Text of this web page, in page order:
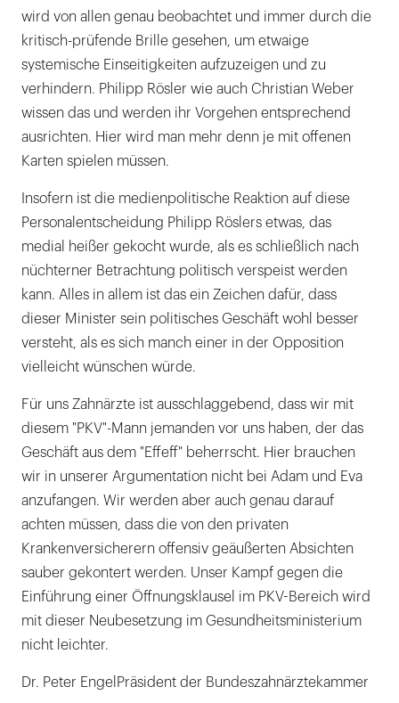
wird von allen genau beobachtet und immer durch die
kritisch-prüfende Brille gesehen, um etwaige
systemische Einseitigkeiten aufzuzeigen und zu
verhindern. Philipp Rösler wie auch Christian Weber
wissen das und werden ihr Vorgehen entsprechend
ausrichten. Hier wird man mehr denn je mit offenen
Karten spielen müssen.
Insofern ist die medienpolitische Reaktion auf diese
Personalentscheidung Philipp Röslers etwas, das
medial heißer gekocht wurde, als es schließlich nach
nüchterner Betrachtung politisch verspeist werden
kann. Alles in allem ist das ein Zeichen dafür, dass
dieser Minister sein politisches Geschäft wohl besser
versteht, als es sich manch einer in der Opposition
vielleicht wünschen würde.
Für uns Zahnärzte ist ausschlaggebend, dass wir mit
diesem "PKV"-Mann jemanden vor uns haben, der das
Geschäft aus dem "Effeff" beherrscht. Hier brauchen
wir in unserer Argumentation nicht bei Adam und Eva
anzufangen. Wir werden aber auch genau darauf
achten müssen, dass die von den privaten
Krankenversicherern offensiv geäußerten Absichten
sauber gekontert werden. Unser Kampf gegen die
Einführung einer Öffnungsklausel im PKV-Bereich wird
mit dieser Neubesetzung im Gesundheitsministerium
nicht leichter.
Dr. Peter EngelPräsident der Bundeszahnärztekammer